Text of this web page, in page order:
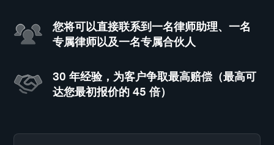
您将可以直接联系到一名律师助理、一名
专属律师以及一名专属合伙人
30 年经验，为客户争取最高赔偿（最高可
达您最初报价的 45 倍）